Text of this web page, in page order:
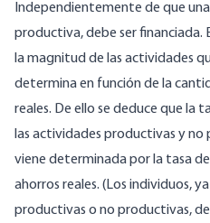
Independientemente de que
productiva, debe ser
la magnitud de las actividades
determina en función de la
reales. De ello se deduce que la
las actividades productivas y
viene determinada por la tasa
ahorros reales. (Los individuos,
productivas o no productivas,